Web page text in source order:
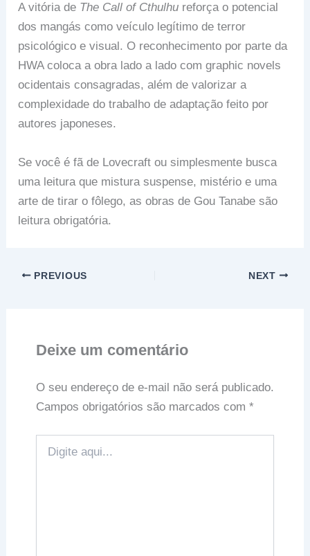
A vitória de The Call of Cthulhu reforça o potencial
dos mangás como veículo legítimo de terror
psicológico e visual. O reconhecimento por parte da
HWA coloca a obra lado a lado com graphic novels
ocidentais consagradas, além de valorizar a
complexidade do trabalho de adaptação feito por
autores japoneses.
Se você é fã de Lovecraft ou simplesmente busca
uma leitura que mistura suspense, mistério e uma
arte de tirar o fôlego, as obras de Gou Tanabe são
leitura obrigatória.
PREVIOUS NEXT
Deixe um comentário
O seu endereço de e-mail não será publicado.
Campos obrigatórios são marcados com *
aqui...